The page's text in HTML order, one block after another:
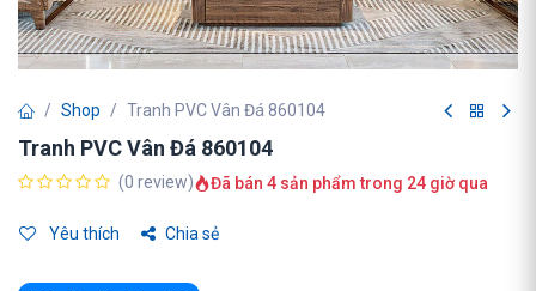
Shop Tranh PVC Vân Đá 860104
Tranh PVC Vân Đá 860104
(0 review) Đã bán 4 sản phẩm trong 24 giờ qua
Yêu thích Chia sẻ